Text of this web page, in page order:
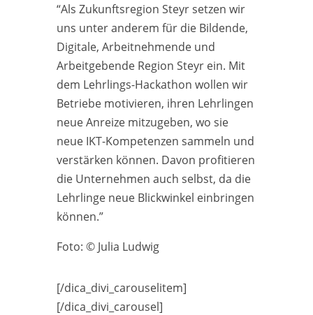
“Als Zukunftsregion Steyr setzen wir
uns unter anderem für die Bildende,
Digitale, Arbeitnehmende und
Arbeitgebende Region Steyr ein. Mit
dem Lehrlings-Hackathon wollen wir
Betriebe motivieren, ihren Lehrlingen
neue Anreize mitzugeben, wo sie
neue IKT-Kompetenzen sammeln und
verstärken können. Davon profitieren
die Unternehmen auch selbst, da die
Lehrlinge neue Blickwinkel einbringen
können.”
Foto: © Julia Ludwig
[/dica_divi_carouselitem]
[/dica_divi_carousel]